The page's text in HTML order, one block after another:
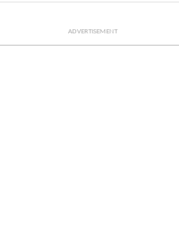
ADVERTISEMENT